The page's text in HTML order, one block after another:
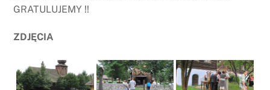
GRATULUJEMY !!
ZDJĘCIA